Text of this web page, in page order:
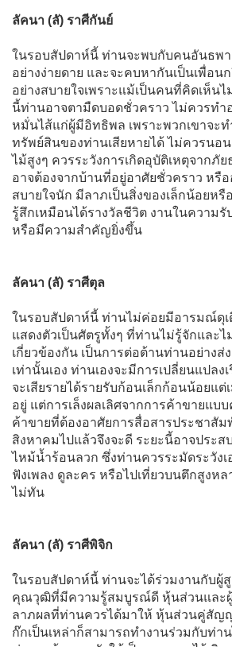
ลัคนา (ลั) ราศีกันย์
ในรอบสัปดาห์นี้ ท่านจะพบกับคนอันธพ
อย่างง่ายดาย และจะคบหากันเป็นเพื่อน
อย่างสบายใจเพราะแม้เป็นคนที่คิดเห็น
นี้ท่านอาจตามืดบอดชั่วคราว ไม่ควรทำ
หมั่นไส้แก่ผู้มีอิทธิพล เพราะพวกเขาจะ
ทรัพย์สินของท่านเสียหายได้ ไม่ควรน
ไม้สูงๆ ควรระวังการเกิดอุบัติเหตุจากภัย
อาจต้องจากบ้านที่อยู่อาศัยชั่วคราว หรื
สบายใจนัก มีลาภเป็นสิ่งของเล็กน้อยห
รู้สึกเหมือนได้รางวัลชีวิต งานในความ
หรือมีความสำคัญยิ่งขึ้น
ลัคนา (ลั) ราศีตุล
ในรอบสัปดาห์นี้ ท่านไม่ค่อยมีอารมณ์ดุ
แสดงตัวเป็นศัตรูทั้งๆ ที่ท่านไม่รู้จักและไ
เกี่ยวข้องกัน เป็นการต่อต้านท่านอย่างส่
เท่านั้นเอง ท่านเองจะมีการเปลี่ยนแปลง
จะเสียรายได้รายรับก้อนเล็กก้อนน้อยแ
อยู่ แต่การเล็งผลเลิศจากการค้าขายแบ
ค้าขายที่ต้องอาศัยการสื่อสารประชาสัม
สิงหาคมไปแล้วจึงจะดี ระยะนี้อาจประ
ไหม้น้ำร้อนลวก ซึ่งท่านควรระมัดระวังเ
ฟังเพลง ดูละคร หรือไปเที่ยวบนตึกสูงห
ไม่ทัน
ลัคนา (ลั) ราศีพิจิก
ในรอบสัปดาห์นี้ ท่านจะได้ร่วมงานกับผู้
คุณวุฒิที่มีความรู้สมบูรณ์ดี หุ้นส่วนและ
ลาภผลที่ท่านควรได้มาให้ หุ้นส่วนคู่สัญ
ก๊กเป็นเหล่าก็สามารถทำงานร่วมกับท่า